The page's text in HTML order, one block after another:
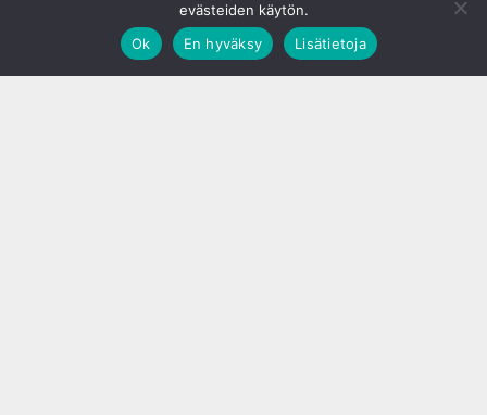
evästeiden käytön.
Ok
En hyväksy Lisätietoja